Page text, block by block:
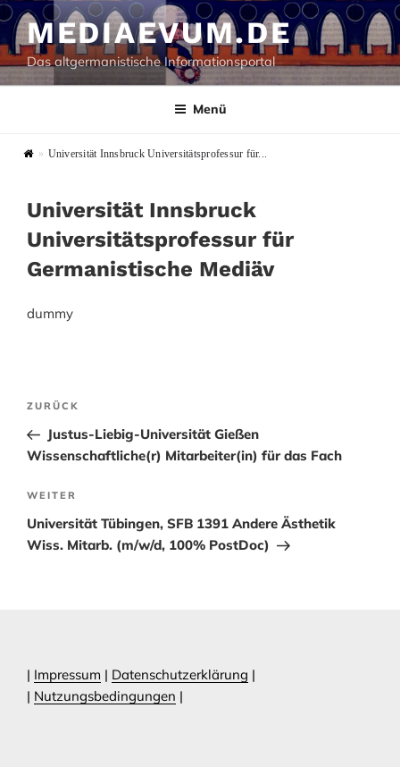
Zum
Inhalt
springen
MEDIAEVUM.DE
Das altgermanistische Informationsportal
Menü
» Universität Innsbruck Universitätsprofessur für...
Universität Innsbruck
Universitätsprofessur für
Germanistische Mediäv
dummy
Beitragsnavigation
Vorheriger
Beitrag
ZURÜCK
Justus-Liebig-Universität Gießen
Wissenschaftliche(r) Mitarbeiter(in) für das Fach
Nächster
Beitrag
WEITER
Universität Tübingen, SFB 1391 Andere Ästhetik
Wiss. Mitarb. (m/w/d, 100% PostDoc)
| Impressum | Datenschutzerklärung |
| Nutzungsbedingungen |